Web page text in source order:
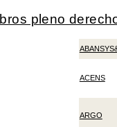
pleno
ACENS
ARGO